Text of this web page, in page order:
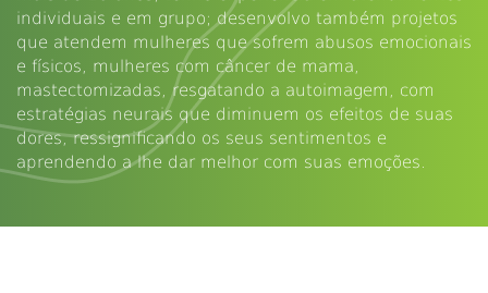
individuais e em grupo; desenvolvo também projetos
que atendem mulheres que sofrem abusos emocionais
e físicos, mulheres com câncer de mama,
mastectomizadas, resgatando a autoimagem, com
estratégias neurais que diminuem os efeitos de suas
dores, ressignificando os seus sentimentos e
aprendendo a lhe dar melhor com suas emoções.